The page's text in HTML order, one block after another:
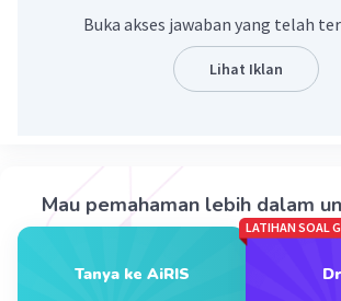
merujuk pada lokasi atau tempat
dibicarakan dalam konteks
Buka akses jawaban yang telah
Lihat Iklan
Mau pemahaman lebih dalam
Tanya ke AiRIS
LATIHAN SOAL